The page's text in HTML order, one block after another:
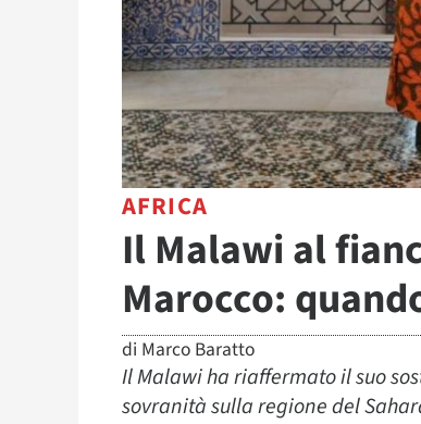
AFRICA
Il Malawi al
Marocco:
di Marco Baratto
Il Malawi ha riaffermato il suo
sovranità sulla regione del